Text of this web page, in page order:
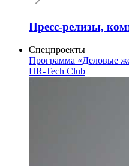
Пресс-релизы,
Спецпроекты
Программа «Деловые
HR-Tech Club